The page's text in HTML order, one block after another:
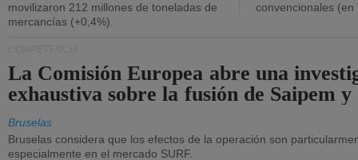
movilizaron 212 millones de toneladas de
mercancías (+0,4%).
convencionales (en
La Comisión Europea abre una
exhaustiva sobre la fusión de Saipem y
Bruselas
Bruselas considera que los efectos de la operación son
especialmente en el mercado SURF.